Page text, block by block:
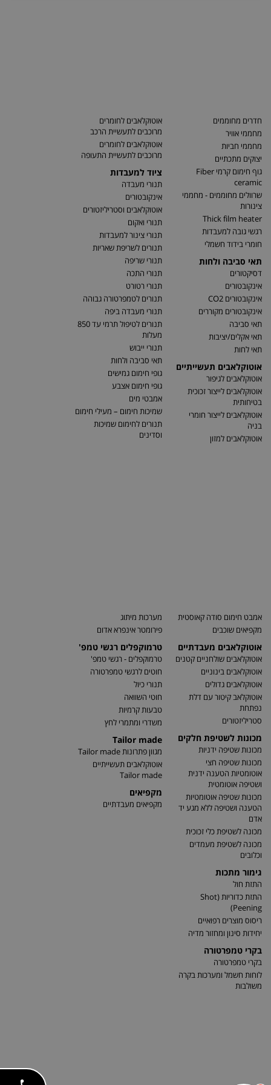
חדרים מחוממים
מחממי אוויר
מחממי חביות
יצוקים מתכתיים
גוף חימום קרמי Fiber
ceramic
שרוולים מחוממים - מחממי
צינורות
Thick film heater
רגשי גובה למעבדות
חומרי בידוד חשמלי
תאי סביבה ולחות
דסיקטורים
אינקובטורים
אינקובטורים CO2
אינקובטורים מקוררים
תאי סביבה
תאי אקלים/יציבות
תאי לחות
אוטוקלאבים תעשייתיים
אוטוקלאבים לגיפור
אוטוקלאבים לייצור זכוכית
בטיחותית
אוטוקלאבים לייצור חומרי
בניה
אוטוקלאבים למזון
אוטוקלאבים לחומרים
מרוכבים לתעשיית הרכב
אוטוקלאבים לחומרים
מרוכבים לתעשיית התעופה
ציוד למעבדות
תנורי מעבדה
אינקובטורים
אוטוקלאבים וסטריליזטורים
תנורי ואקום
תנורי צינור למעבדות
תנורים לשריפת שאריות
תנורי שריפה
תנורי התכה
תנורי רטורט
תנורים לטמפרטורה גבוהה
תנורי מעבדה ביפה
תנורים לטיפול תרמי עד 850
מעלות
תנורי ייבוש
תאי סביבה ולחות
גופי חימום גמישים
גופי חימום אצבע
אמבטי מים
שמיכות חימום – מעילי חימום
תנורים לחימום שמיכות
וסדינים
אמבט חימום סודה קאוסטית
מקפיאים שוכבים
אוטוקלאבים מעבדתיים
אוטוקלאבים שולחניים קטנים
אוטוקלאבים בינוניים
אוטוקלאבים גדולים
אוטוקלאב קיטור עם דלת
נפתחת
סטריליזטורים
מכונות לשטיפת חלקים
מכונות שטיפה ידניות
מכונות שטיפה חצי
אוטומטיות הטענה ידנית
ושטיפה אוטומטית
מכונות שטיפה אוטומטיות
הטענה ושטיפה ללא מגע יד
אדם
מכונה לשטיפת כלי זכוכית
מכונה לשטיפת מעמדים
וכלובים
גימור מתכות
התזת חול
התזת כדוריות (Shot
Peening)
ריסוס מוצרים רפואיים
יחידות סינון ומחזור מדיה
בקרי טמפרטורה
בקרי טמפרטורה
לוחות חשמל ומערכות בקרה
משולבות
מערכות מיתוג
פירומטר אינפרא אדום
טרמוקפלים רגשי טמפ'
טרמוקפלים - רגשי טמפ'
חוטים לרגשי טמפרטורה
תנורי כיול
חוטי השוואה
טבעות קרמיות
משדרי ומתמרי לחץ
Tailor made
מגוון פתרונות Tailor made
אוטוקלאבים תעשייתיים
Tailor made
מקפיאים
מקפיאים מעבדתיים